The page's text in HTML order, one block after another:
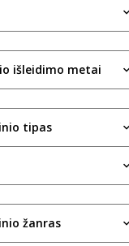
išleidimo metai
tipas
žanras